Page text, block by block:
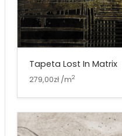
Tapeta Lost In Matrix
279,00zł /m2